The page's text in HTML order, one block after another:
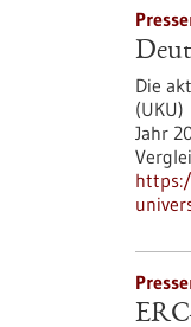
Die
Jahr